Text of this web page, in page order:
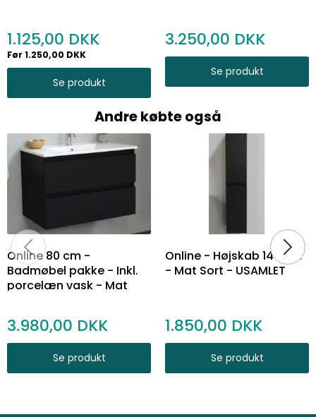
1.125,00
Før 1.250,00 DKK
Se produkt
3.250,00
Se produkt
Andre købte også
Online 80 cm -
Badmøbel pakke - Inkl.
porcelæn vask - Mat
3.980,00
Se produkt
Online - Højskab 145 cm
- Mat Sort - USAMLET
1.850,00
Se produkt